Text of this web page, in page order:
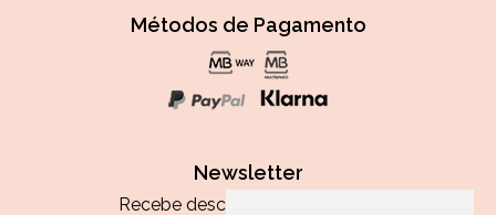
Métodos de Pagamento
Newsletter
Recebe descontos exclusivos e